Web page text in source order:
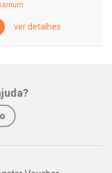
ver detalhes